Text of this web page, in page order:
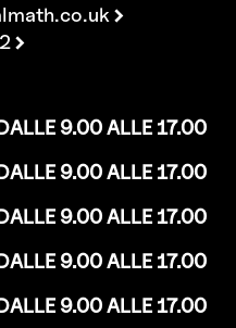
9.00 ALLE 17.00
9.00 ALLE 17.00
9.00 ALLE 17.00
9.00 ALLE 17.00
9.00 ALLE 17.00